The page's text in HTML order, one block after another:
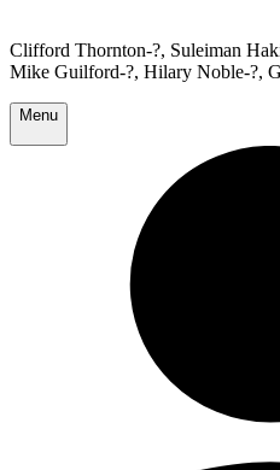
Clifford Thornton-?, Suleiman
Mike Guilford-?, Hilary Noble-?,
Menu